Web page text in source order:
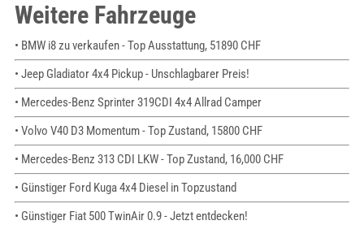
Weitere Fahrzeuge
• BMW i8 zu verkaufen - Top Ausstattung, 51890 CHF
• Jeep Gladiator 4x4 Pickup - Unschlagbarer Preis!
• Mercedes-Benz Sprinter 319CDI 4x4 Allrad Camper
• Volvo V40 D3 Momentum - Top Zustand, 15800 CHF
• Mercedes-Benz 313 CDI LKW - Top Zustand, 16,000 CHF
• Günstiger Ford Kuga 4x4 Diesel in Topzustand
• Günstiger Fiat 500 TwinAir 0.9 - Jetzt entdecken!